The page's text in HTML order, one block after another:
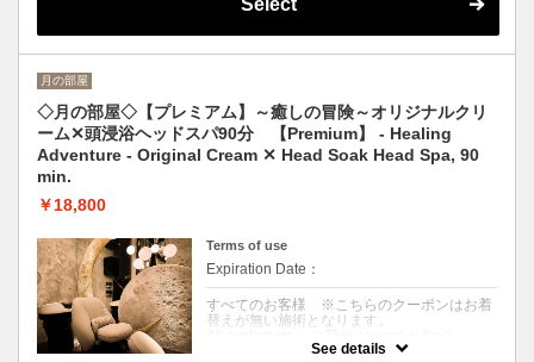
〈じっくり癒されたい方〉アロマ香る温かい
ルテを指圧でしっかりマッサージ。ドライ&
ブローまでお仕上げ
and thoroughly〉Warm aroma-scented
cream is used to massage the scalp, and
shiatsu is applied to the neck, shoulders, and
décolleté. Finish up with dry and blow-dry
※About 90 minutes from arrival to departure.
Select
月の部屋
◇月の部屋◇【プレミアム】～癒しの冒険～オリジナルクリ
ーム✕頭浸浴ヘッドスパ90分 【Premium】 - Healing
Adventure - Original Cream ✕ Head Soak Head Spa, 90
min.
￥18,800
Terms of use
Expiration Date：
すべてのお客様 ※こちらのクーポンはお着
替えが無い施術となります。
treatment without a change of clothes.
See details